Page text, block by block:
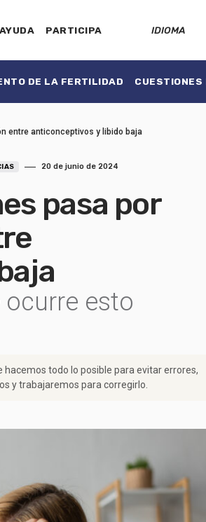
PARTICIPA IDIOMA
DE LA FERTILIDAD CUESTIONES
entre anticonceptivos y libido baja
20 de junio de 2024
pasa por
esto
todo lo posible para evitar errores,
y trabajaremos para corregirlo.